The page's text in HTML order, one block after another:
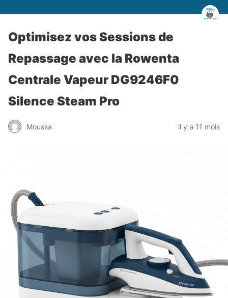
Optimisez vos Sessions de
Repassage avec la Rowenta
Centrale Vapeur DG9246F0
Silence Steam Pro
Moussa il y a 11 mois